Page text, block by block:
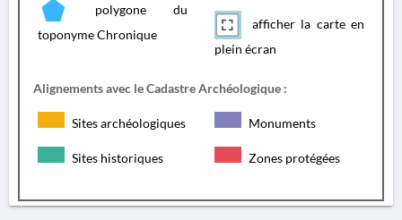
polygone du
toponyme Chronique
afficher la carte en
plein écran
Alignements avec le Cadastre Archéologique :
Sites archéologiques Monuments
Sites historiques Zones protégées